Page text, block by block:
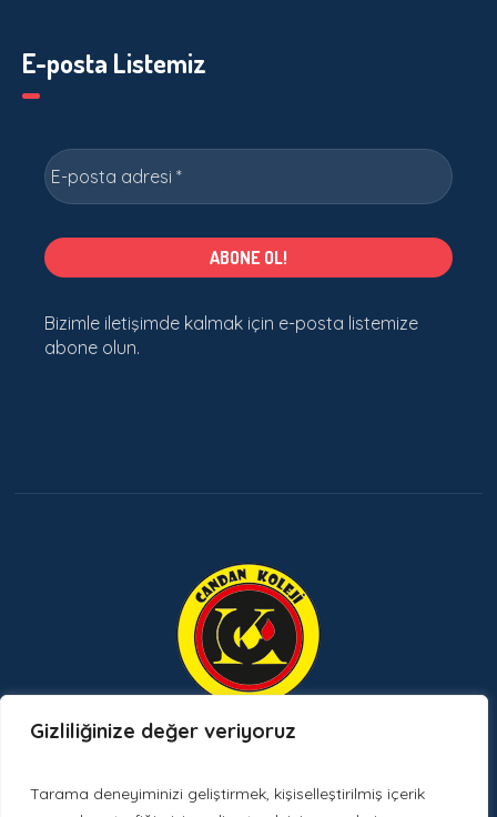
Gizliliğinize değer veriyoruz
Tarama deneyiminizi geliştirmek, kişiselleştirilmiş içerik
E-posta Listemiz
Bizimle iletişimde kalmak için e-posta listemize
abone olun.